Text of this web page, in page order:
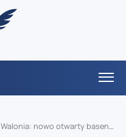
Walonia: nowo otwarty basen całkowicie zniszczony przez ogień